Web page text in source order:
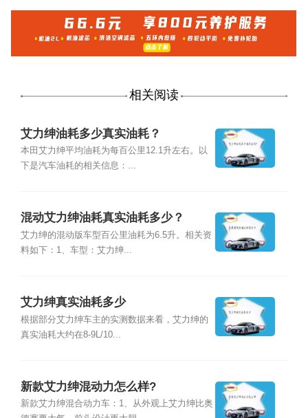
相关阅读
艾力绅油耗多少真实油耗？
本田艾力绅平均油耗为每百公里12.1升左右。以
下是汽车油耗的相关信息：...
混动艾力绅油耗真实油耗多少？
艾力绅的混动版车型百公里油耗为6.5升。相关资
料如下：1、车型：艾力绅...
艾力绅真实油耗多少
根据部分艾力绅车主的实测数据来看，艾力绅的
真实油耗大约在8-9L/10...
新款艾力绅混动力怎么样?
新款艾力绅混合动力车：1、从外观上艾力绅比奥